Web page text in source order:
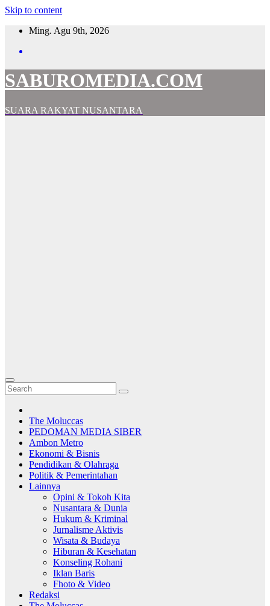
Skip to content
Ming. Agu 9th, 2026
SABUROMEDIA.COM
SUARA RAKYAT NUSANTARA
The Moluccas
PEDOMAN MEDIA SIBER
Ambon Metro
Ekonomi & Bisnis
Pendidikan & Olahraga
Politik & Pemerintahan
Lainnya
Opini & Tokoh Kita
Nusantara & Dunia
Hukum & Kriminal
Jurnalisme Aktivis
Wisata & Budaya
Hiburan & Kesehatan
Konseling Rohani
Iklan Baris
Fhoto & Video
Redaksi